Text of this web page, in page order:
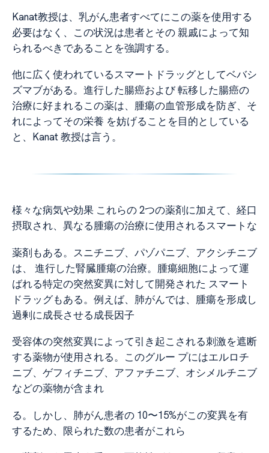
Kanat教授は、乳がん患者すべてにこの薬を使用する
必要はなく、この状況は患者とその 親戚によって知
られるべきであることを強調する。
他に広く使われているスマートドラッグとしてベバシ
ズマブがある。進行した腸癌および 転移した腸癌の
治療に好まれるこの薬は、腫瘍の血管形成を防ぎ、そ
れによってその栄養 を妨げることを目的としている
と、Kanat 教授は言う。
様々な病気や効果 これらの 2つの薬剤に加えて、経口
摂取され、異なる腫瘍の治療に使用されるスマートな
薬剤もある。スニチニブ、パゾパニブ、アクシチニブ
は、 進行した腎臓腫瘍の治療。腫瘍細胞によって運
ばれる特定の突然変異に対して開発された スマート
ドラッグもある。例えば、肺がんでは、腫瘍を形成し
過剰に成長させる成長因子
受容体の突然変異によって引き起こされる刺激を遮断
する薬物が使用される。このグルー プにはエルロチ
ニブ、ゲフィチニブ、アファチニブ、オシメルチニブ
などの薬物が含まれ
る。しかし、肺がん患者の 10〜15%がこの変異を有
するため、限られた数の患者がこれら